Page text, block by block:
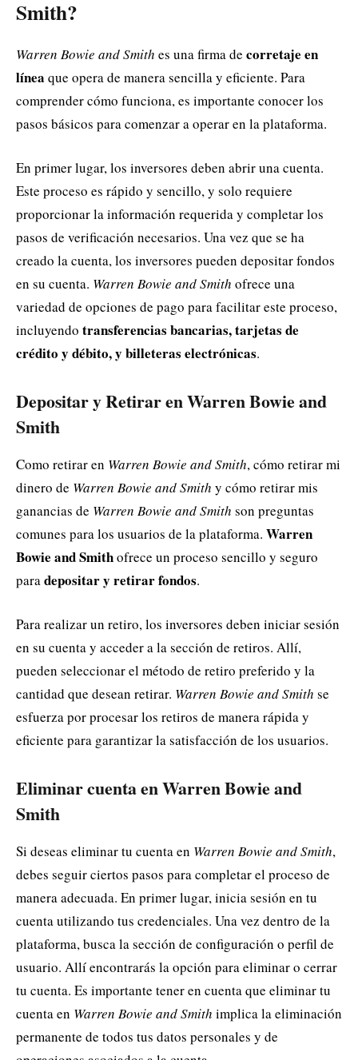
Smith?
Warren Bowie and Smith es una firma de corretaje en
línea que opera de manera sencilla y eficiente. Para
comprender cómo funciona, es importante conocer los
pasos básicos para comenzar a operar en la plataforma.
En primer lugar, los inversores deben abrir una cuenta.
Este proceso es rápido y sencillo, y solo requiere
proporcionar la información requerida y completar los
pasos de verificación necesarios. Una vez que se ha
creado la cuenta, los inversores pueden depositar fondos
en su cuenta. Warren Bowie and Smith ofrece una
variedad de opciones de pago para facilitar este proceso,
incluyendo transferencias bancarias, tarjetas de
crédito y débito, y billeteras electrónicas.
Depositar y Retirar en Warren Bowie and
Smith
Como retirar en Warren Bowie and Smith, cómo retirar mi
dinero de Warren Bowie and Smith y cómo retirar mis
ganancias de Warren Bowie and Smith son preguntas
comunes para los usuarios de la plataforma. Warren
Bowie and Smithofrece un proceso sencillo y seguro
paradepositar y retirar fondos.
Para realizar un retiro, los inversores deben iniciar sesión
en su cuenta y acceder a la sección de retiros. Allí,
pueden seleccionar el método de retiro preferido y la
cantidad que desean retirar. Warren Bowie and Smith se
esfuerza por procesar los retiros de manera rápida y
eficiente para garantizar la satisfacción de los usuarios.
Eliminar cuenta en Warren Bowie and
Smith
Si deseas eliminar tu cuenta en Warren Bowie and Smith,
debes seguir ciertos pasos para completar el proceso de
manera adecuada. En primer lugar, inicia sesión en tu
cuenta utilizando tus credenciales. Una vez dentro de la
plataforma, busca la sección de configuración o perfil de
usuario. Allí encontrarás la opción para eliminar o cerrar
tu cuenta. Es importante tener en cuenta que eliminar tu
cuenta en Warren Bowie and Smith implica la eliminación
permanente de todos tus datos personales y de